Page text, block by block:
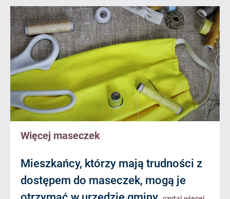
Więcej maseczek
Mieszkańcy, którzy mają trudności z
dostępem do maseczek, mogą je